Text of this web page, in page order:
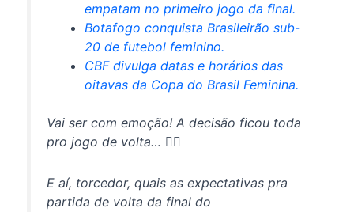
empatam no primeiro jogo da final.
Botafogo conquista Brasileirão sub-
20 de futebol feminino.
CBF divulga datas e horários das
oitavas da Copa do Brasil Feminina.
Vai ser com emoção! A decisão ficou toda
pro jogo de volta… 😮‍💨
E aí, torcedor, quais as expectativas pra
partida de volta da final do